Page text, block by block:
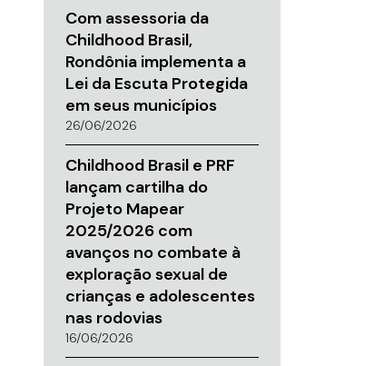
Com assessoria da
Childhood Brasil,
Rondônia implementa a
Lei da Escuta Protegida
em seus municípios
26/06/2026
Childhood Brasil e PRF
lançam cartilha do
Projeto Mapear
2025/2026 com
avanços no combate à
exploração sexual de
crianças e adolescentes
nas rodovias
16/06/2026